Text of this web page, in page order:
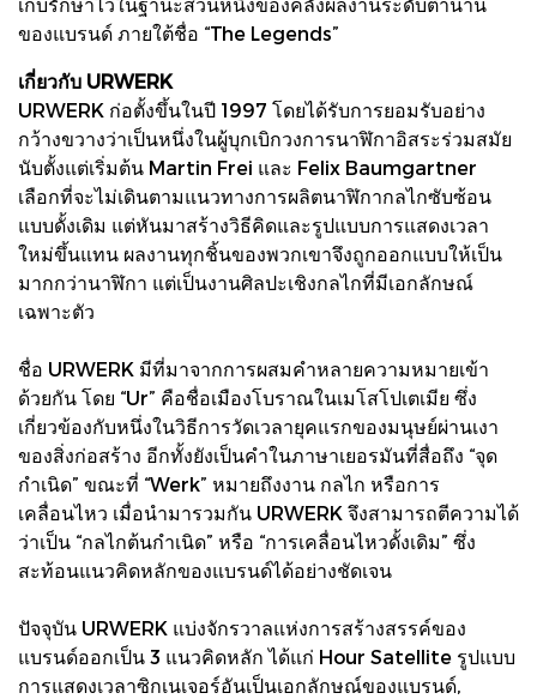
ของแบรนด์ ภายใต้ชื่อ “The Legends”
เกี่ยวกับ URWERK
URWERK ก่อตั้งขึ้นในปี 1997 โดยได้รับการยอมรับอย่าง
กว้างขวางว่าเป็นหนึ่งในผู้บุกเบิกวงการนาฬิกาอิสระร่วมสมัย
นับตั้งแต่เริ่มต้น Martin Frei และ Felix Baumgartner
เลือกที่จะไม่เดินตามแนวทางการผลิตนาฬิกากลไกซับซ้อน
แบบดั้งเดิม แต่หันมาสร้างวิธีคิดและรูปแบบการแสดงเวลา
ใหม่ขึ้นแทน ผลงานทุกชิ้นของพวกเขาจึงถูกออกแบบให้เป็น
มากกว่านาฬิกา แต่เป็นงานศิลปะเชิงกลไกที่มีเอกลักษณ์
เฉพาะตัว
ชื่อ URWERK มีที่มาจากการผสมคำหลายความหมายเข้า
ด้วยกัน โดย “Ur” คือชื่อเมืองโบราณในเมโสโปเตเมีย ซึ่ง
เกี่ยวข้องกับหนึ่งในวิธีการวัดเวลายุคแรกของมนุษย์ผ่านเงา
ของสิ่งก่อสร้าง อีกทั้งยังเป็นคำในภาษาเยอรมันที่สื่อถึง “จุด
กำเนิด” ขณะที่ “Werk” หมายถึงงาน กลไก หรือการ
เคลื่อนไหว เมื่อนำมารวมกัน URWERK จึงสามารถตีความได้
ว่าเป็น “กลไกต้นกำเนิด” หรือ “การเคลื่อนไหวดั้งเดิม” ซึ่ง
สะท้อนแนวคิดหลักของแบรนด์ได้อย่างชัดเจน
ปัจจุบัน URWERK แบ่งจักรวาลแห่งการสร้างสรรค์ของ
แบรนด์ออกเป็น 3 แนวคิดหลัก ได้แก่ Hour Satellite รูปแบบ
การแสดงเวลาซิกเนเจอร์อันเป็นเอกลักษณ์ของแบรนด์,